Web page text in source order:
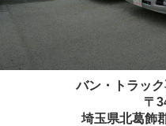
バン・トラッ
〒
埼玉県北葛飾